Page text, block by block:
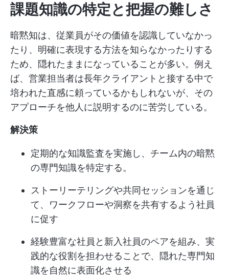
課題知識の特定と把握の難しさ
暗黙知は、従業員がその価値を認識していなかっ
たり、明確に表現する方法を知らなかったりする
ため、隠れたままになっていることが多い。例え
ば、営業担当者は長年クライアントと接する中で
培われた直感に頼っているかもしれないが、その
アプローチを他人に説明するのに苦労している。
解決策
定期的な知識監査を実施し、チーム内の暗黙
の専門知識を特定する。
ストーリーテリングや共同セッションを通じ
て、ワークフローや洞察を共有するよう社員
に促す
経験豊富な社員と新入社員のペアを組み、実
践的な役割を担わせることで、隠れた専門知
識を自然に表面化させる